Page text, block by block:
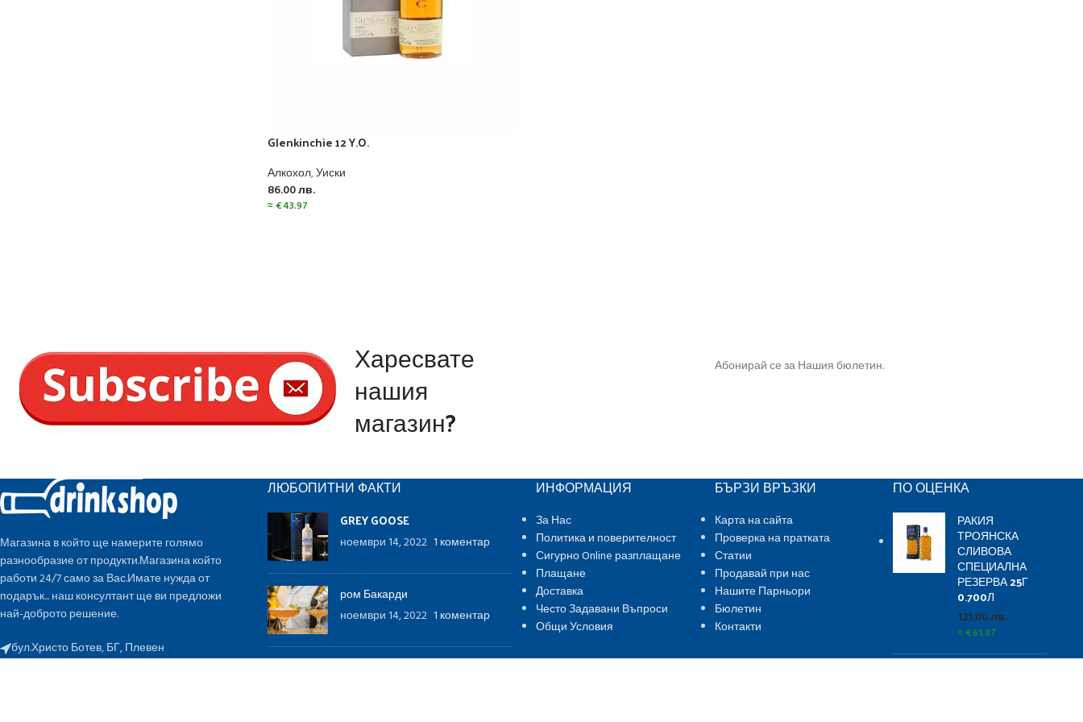
Glenkinchie 12 Y.O.
Алкохол,Уиски
86.00лв.
≈€43.97
Харесвате
нашия
магазин?
Абонирай се за Нашия бюлетин.
Магазина в който ще намерите голямо
разнообразие от продукти.Магазина който
работи 24/7 само за Вас.Имате нужда от
подарък... наш консултант ще ви предложи
най-доброто решение.
бул.Христо Ботев, БГ, Плевен
ЛЮБОПИТНИ ФАКТИ
GREY GOOSE
ноември 14, 2022 1 коментар
ром Бакарди
ноември 14, 2022 1 коментар
ИНФОРМАЦИЯ
За Нас
Политика и поверителност
Сигурно Online разплащане
Плащане
Доставка
Често Задавани Въпроси
Общи Условия
БЪРЗИ ВРЪЗКИ
Карта на сайта
Проверка на пратката
Статии
Продавай при нас
Нашите Парньори
Бюлетин
Контакти
ПО ОЦЕНКА
РАКИЯ
ТРОЯНСКА
СЛИВОВА
СПЕЦИАЛНА
РЕЗЕРВА 25Г
0.700Л
121.00лв.
≈€61.87